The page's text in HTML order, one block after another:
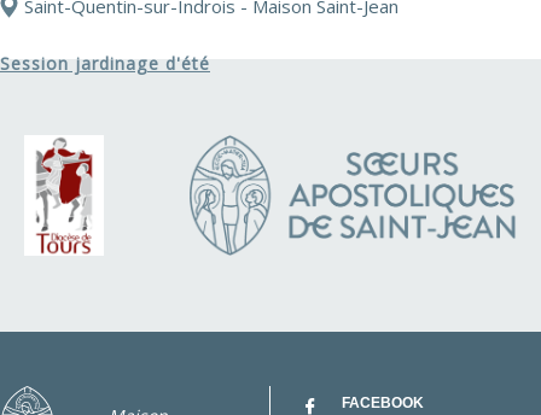
Saint-Quentin-sur-Indrois - Maison Saint-Jean
Session jardinage d'été
FACEBOOK